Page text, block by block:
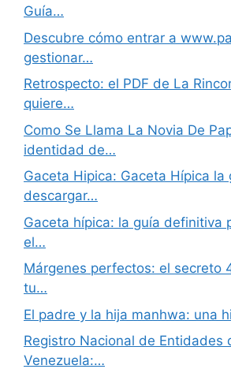
Guía…
Descubre cómo entrar a
gestionar…
Retrospecto: el PDF de La
quiere…
Como Se Llama La Novia De
identidad de…
Gaceta Hipica: Gaceta Hípica la
descargar…
Gaceta hípica: la guía definitiva
el…
Márgenes perfectos: el secreto
tu…
El padre y la hija manhwa: una
Registro Nacional de Entidades
Venezuela:…